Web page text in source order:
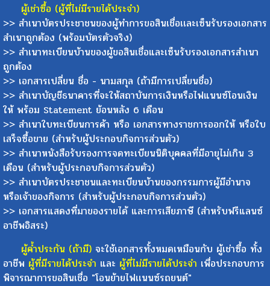
ผู้เช่าซื้อ (ผู้ที่ไม่มีรายได้ประจำ)
>> สำเนาบัตรประชาชนของผู้ทำการขอสินเชื่อเเละเซ็นรับรองเอกสาร
สำเนาถูกต้อง (พร้อมบัตรตัวจริง)
>> สำเนาทะเบียนบ้านของผู้ขอสินเชื่อและเซ็นรับรองเอกสารสำเนา
ถูกต้อง
>> เอกสารเปลี่ยน ชื่อ - นามสกุล (ถ้ามีการเปลี่ยนชื่อ)
>> สำเนาบัญชีธนาคารที่จะให้สถาบันการเงินหรือไฟแนนซ์โอนเงิน
ให้ พร้อม Statement ย้อนหลัง 6 เดือน
>> สำเนาใบทะเบียนการค้า หรือ เอกสารทางราชการออกให้ หรือใบ
เสร็จซื้อขาย (สำหรับผู้ประกอบกิจการส่วนตัว)
>> สำเนาหนังสือรับรองการจดทะเบียนนิติบุคคลที่มีอายุไม่เกิน 3
เดือน (สำหรับผู้ประกอบกิจการส่วนตัว)
>> สำเนาบัตรประชาชนและทะเบียนบ้านของกรรมการผู้มีอำนาจ
หรือเจ้าของกิจการ (สำหรับผู้ประกอบกิจการส่วนตัว)
>> เอกสารแสดงที่มาของรายได้ และการเสียภาษี (สำหรับฟรีแลนซ์
อาชีพอิสระ)
ผู้ค้ำประกัน (ถ้ามี) จะใช้เอกสารทั้งหมดเหมือนกับ ผู้เช่าซื้อ ทั้ง
อาชีพ ผู้ที่มีรายได้ประจำ และ ผู้ที่ไม่มีรายได้ประจำ เพื่อประกอบการ
พิจารณาการขอสินเชื่อ "โอนย้ายไฟเเนนซ์รถยนต์"